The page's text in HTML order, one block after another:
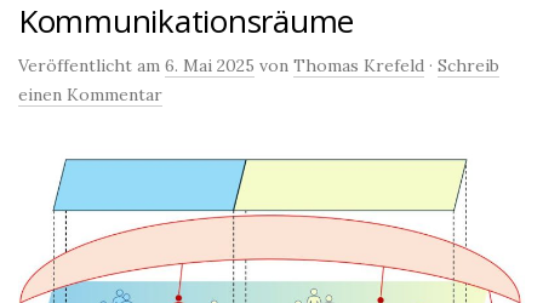
Kommunikationsräume
Veröffentlicht am 6. Mai 2025 von Thomas Krefeld · Schreib
einen Kommentar